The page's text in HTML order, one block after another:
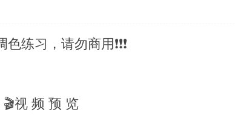
调色练习，请勿商用❗❗❗
🎬视 频 预 览